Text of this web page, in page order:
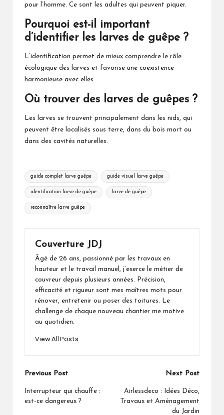
pour l’homme. Ce sont les adultes qui peuvent piquer.
Pourquoi est-il important
d’identifier les larves de guêpe ?
L’identification permet de mieux comprendre le rôle
écologique des larves et favorise une coexistence
harmonieuse avec elles.
Où trouver des larves de guêpes ?
Les larves se trouvent principalement dans les nids, qui
peuvent être localisés sous terre, dans du bois mort ou
dans des cavités naturelles.
Tags:
guide complet larve guêpe guide visuel larve guêpe
identification larve de guêpe larve de guêpe
reconnaître larve guêpe
Couverture JDJ
Âgé de 26 ans, passionné par les travaux en
hauteur et le travail manuel, j’exerce le métier de
couvreur depuis plusieurs années. Précision,
efficacité et rigueur sont mes maîtres mots pour
rénover, entretenir ou poser des toitures. Le
challenge de chaque nouveau chantier me motive
au quotidien.
View All Posts
Post
navigation
Previous Post
Interrupteur qui chauffe :
est-ce dangereux ?
Next Post
Airlessdeco : Idées Déco,
Travaux et Aménagement
du Jardin